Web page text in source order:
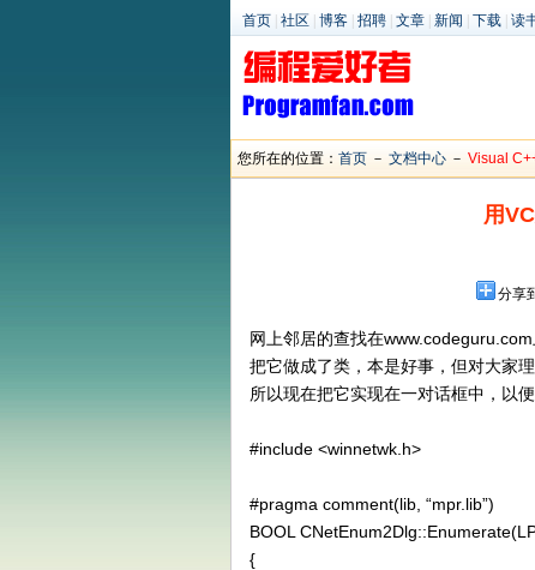
首页 社区 博客 招聘 文章 新闻 下载 读
您所在的位置： 首页 － 文档中心 － Visual
用
分享
网上邻居的查找在
把它做成了类，本是好事，但对大家
所以现在把它实现在一对话框中，以便
#include <winnetwk.h>
#pragma comment(lib, “mpr.lib”)
BOOL
{